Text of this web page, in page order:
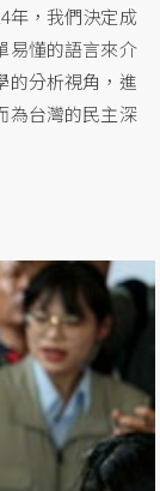
年，我們決定成
易懂的語言來介
的分析視角，進
為台灣的民主深